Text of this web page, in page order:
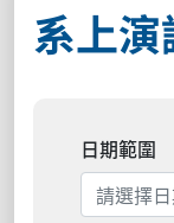
系上演
日期範圍